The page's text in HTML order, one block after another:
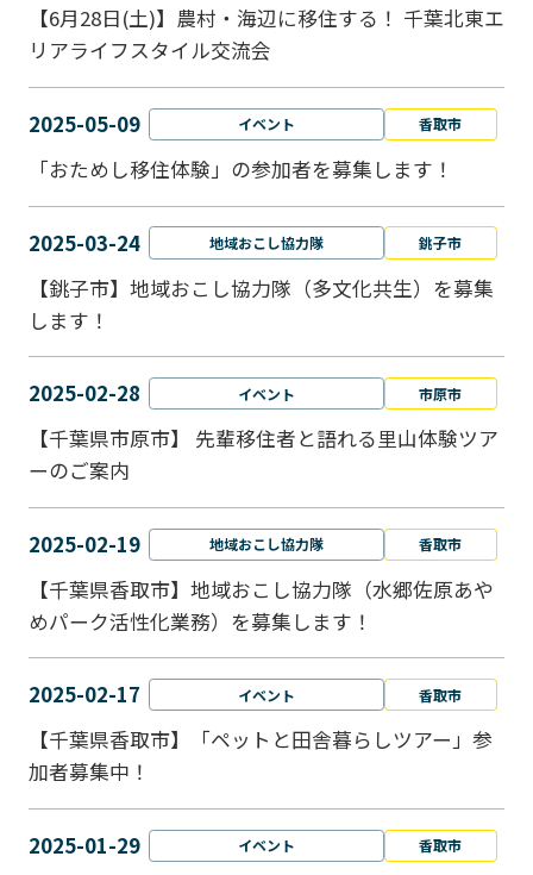
【6月28日(土)】農村・海辺に移住する！ 千葉北東エ
リアライフスタイル交流会
2025-05-09 イベント 香取市
「おためし移住体験」の参加者を募集します！
2025-03-24 地域おこし協力隊 銚子市
【銚子市】地域おこし協力隊（多文化共生）を募集
します！
2025-02-28 イベント 市原市
【千葉県市原市】 先輩移住者と語れる里山体験ツア
ーのご案内
2025-02-19 地域おこし協力隊 香取市
【千葉県香取市】地域おこし協力隊（水郷佐原あや
めパーク活性化業務）を募集します！
2025-02-17 イベント 香取市
【千葉県香取市】「ペットと⽥舎暮らしツアー」参
加者募集中！
2025-01-29 イベント 香取市